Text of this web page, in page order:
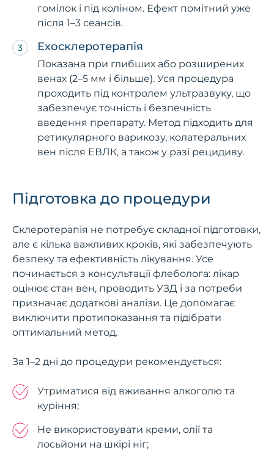
гомілок і під коліном. Ефект помітний уже
після 1–3 сеансів.
Ехосклеротерапія
Показана при глибших або розширених
венах (2–5 мм і більше). Уся процедура
проходить під контролем ультразвуку, що
забезпечує точність і безпечність
введення препарату. Метод підходить для
ретикулярного варикозу, колатеральних
вен після ЕВЛК, а також у разі рецидиву.
Підготовка до процедури
Склеротерапія не потребує складної підготовки,
але є кілька важливих кроків, які забезпечують
безпеку та ефективність лікування. Усе
починається з консультації флеболога: лікар
оцінює стан вен, проводить УЗД і за потреби
призначає додаткові аналізи. Це допомагає
виключити протипоказання та підібрати
оптимальний метод.
За 1–2 дні до процедури рекомендується:
Утриматися від вживання алкоголю та
куріння;
Не використовувати креми, олії та
лосьйони на шкірі ніг;